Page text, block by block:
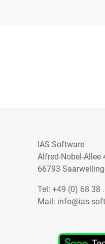
IAS Software
Alfred-Nobel-Allee
66793
Tel: +49 (0) 68 38
Mail: info@ias-